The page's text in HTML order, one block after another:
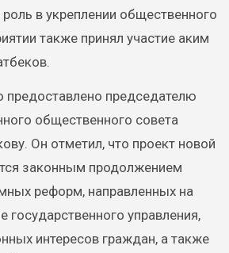
в укреплении общественного
также принял участие аким
предоставлено председателю
общественного совета
Он отметил, что проект новой
законным продолжением
реформ, направленных на
государственного управления,
интересов граждан, а также